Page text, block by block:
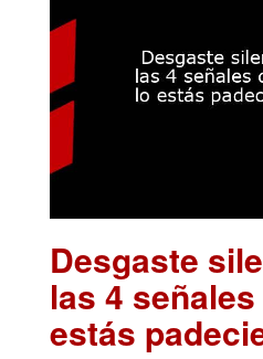
Desgaste
las 4
estás